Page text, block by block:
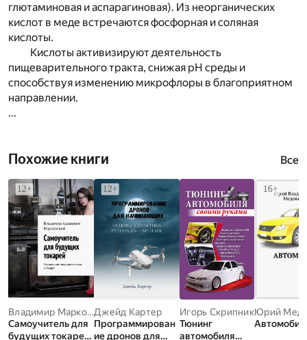
глютаминовая и аспарагиновая). Из неорганических
кислот в меде встречаются фосфорная и соляная
кислоты.
Кислоты активизируют деятельность
пищеварительного тракта, снижая рН среды и
способствуя изменению микрофлоры в благоприятном
направлении.
...
Похожие книги Все
Владимир Марковский
Самоучитель для
будущих токарей.
Джейд Картер
Программирован
ие дронов для
Игорь Скрипник
Тюнинг
автомобиля